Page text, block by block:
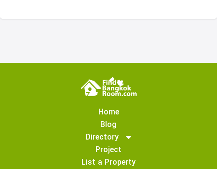
Home
Blog
Directory
Project
List a Property